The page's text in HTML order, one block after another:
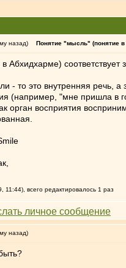
назад) Понятие "мысль" (понятие в
Абхидхарме)
- то это внутренняя речь, а
(например, "мне пришла в
орган восприятия
всего редактировалось 1 раз
назад)